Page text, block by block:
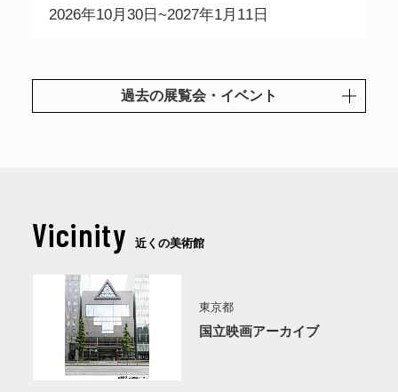
2026年10月30日~2027年1月11日
過去の展覧会・イベント
Vicinity 近くの美術館
東京都
国立映画アーカイブ